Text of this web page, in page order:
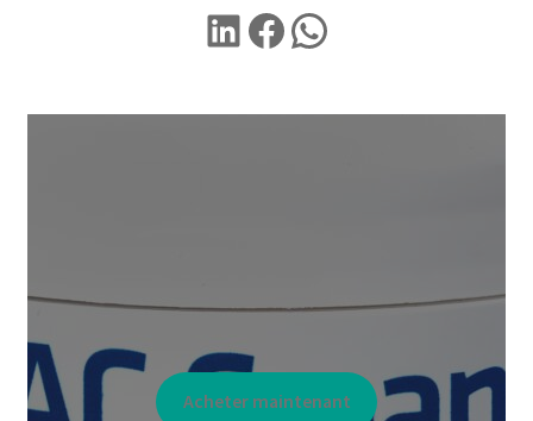
LINKEDIN
Facebook
WhatsApp
Acheter maintenant